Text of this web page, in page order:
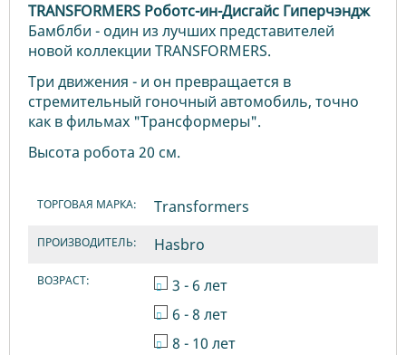
TRANSFORMERS Роботс-ин-Дисгайс Гиперчэндж
Бамблби - один из лучших представителей
новой коллекции TRANSFORMERS.
Три движения - и он превращается в
стремительный гоночный автомобиль, точно
как в фильмах "Трансформеры".
Высота робота 20 см.
ТОРГОВАЯ МАРКА: Transformers
ПРОИЗВОДИТЕЛЬ: Hasbro
ВОЗРАСТ:
3 - 6 лет
6 - 8 лет
8 - 10 лет